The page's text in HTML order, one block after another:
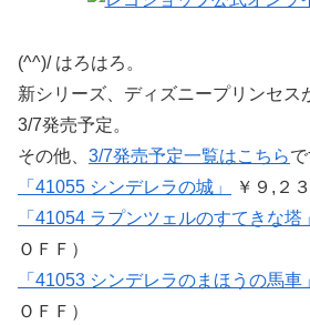
(^^)/ はろはろ。
新シリーズ、ディズニープリンセス
3/7発売予定。
その他、 3/7発売予定一覧はこちらで
「41055 シンデレラの城」
￥９,２
「41054 ラプンツェルのすてきな塔」
ＯＦＦ）
「41053 シンデレラのまほうの馬車」
ＯＦＦ）